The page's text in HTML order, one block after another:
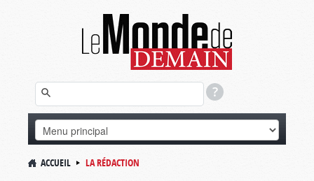
ACCUEIL LA RÉDACTION